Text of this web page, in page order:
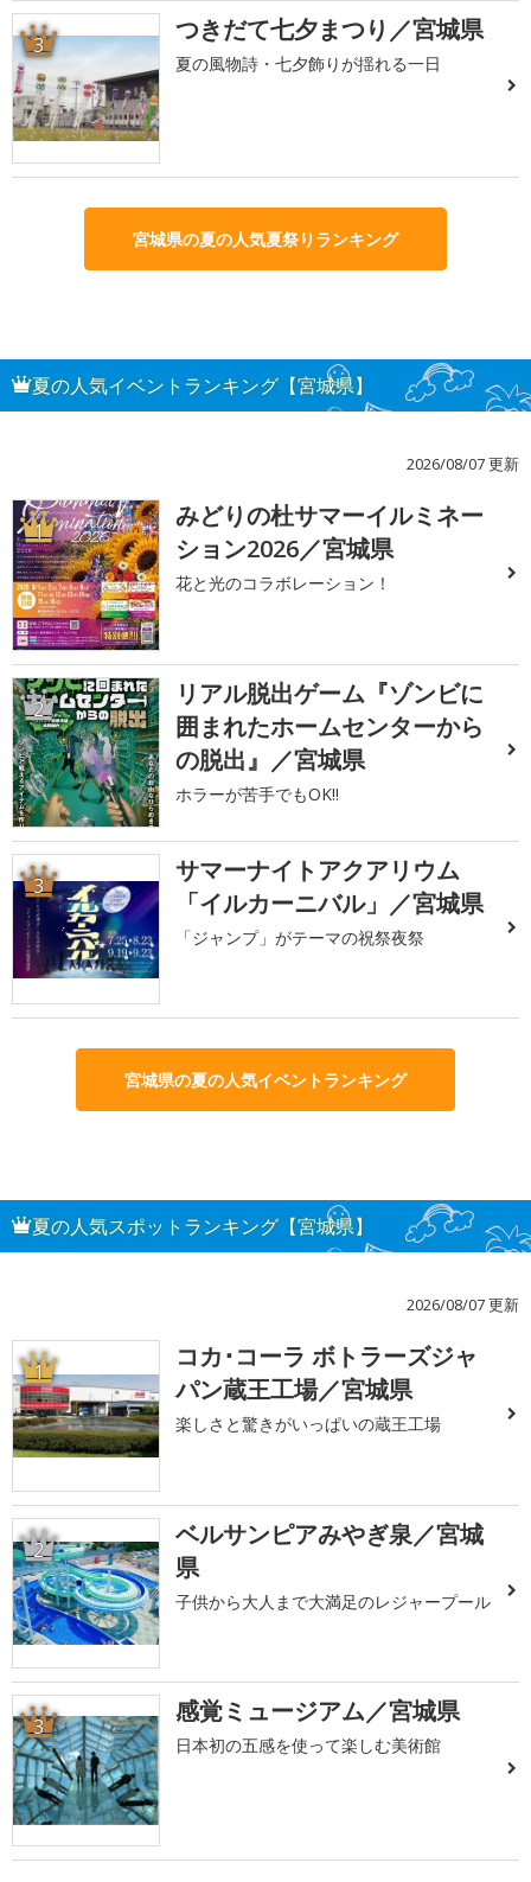
3 つきだて七夕まつり／宮城県
夏の風物詩・七夕飾りが揺れる一日
宮城県の夏の人気夏祭りランキング
夏の人気イベントランキング【宮城県】
2026/08/07 更新
1
みどりの杜サマーイルミネー
ション2026／宮城県
花と光のコラボレーション！
2
リアル脱出ゲーム『ゾンビに
囲まれたホームセンターから
の脱出』／宮城県
ホラーが苦手でもOK!!
3
サマーナイトアクアリウム
「イルカーニバル」／宮城県
「ジャンプ」がテーマの祝祭夜祭
宮城県の夏の人気イベントランキング
夏の人気スポットランキング【宮城県】
2026/08/07 更新
1
コカ･コーラ ボトラーズジャ
パン蔵王工場／宮城県
楽しさと驚きがいっぱいの蔵王工場
2
ベルサンピアみやぎ泉／宮城
県
子供から大人まで大満足のレジャープール
3 感覚ミュージアム／宮城県
日本初の五感を使って楽しむ美術館